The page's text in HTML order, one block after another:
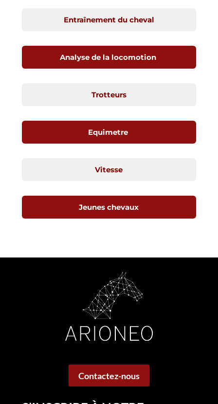
Entraînement du cheval
Analyse de la locomotion
Trotteurs
Equimetre
Vitesse
Jeunes chevaux
Contactez-nous